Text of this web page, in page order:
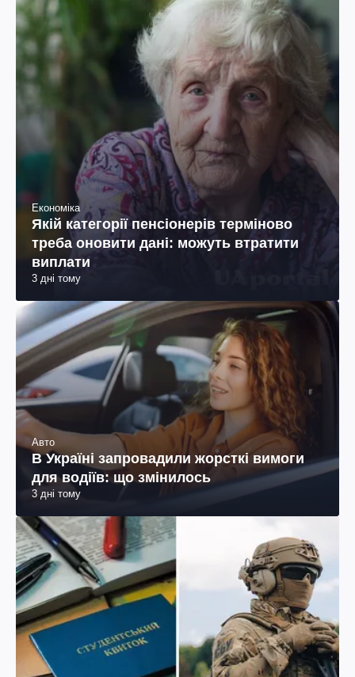
Економіка
Якій категорії пенсіонерів терміново
треба оновити дані: можуть втратити
виплати
3 дні тому
Авто
В Україні запровадили жорсткі вимоги
для водіїв: що змінилось
3 дні тому